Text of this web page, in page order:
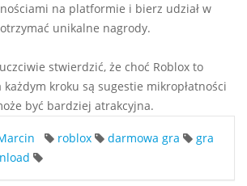
na platformie i bierz udział w
unikalne nagrody.
stwierdzić, że choć Roblox to
kroku są sugestie mikropłatności
być bardziej atrakcyjna.
roblox darmowa gra
gra